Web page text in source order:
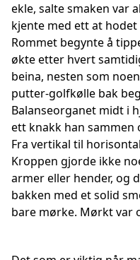
ekle, salte smaken var
kjente med ett at
Rommet begynte å
økte etter hvert
beina, nesten som
putter-golfkølle bak
Balanseorganet midt i
ett knakk han sammen
Fra vertikal til
Kroppen gjorde ikke
armer eller hender, og
bakken med et solid
bare mørke. Mørkt var